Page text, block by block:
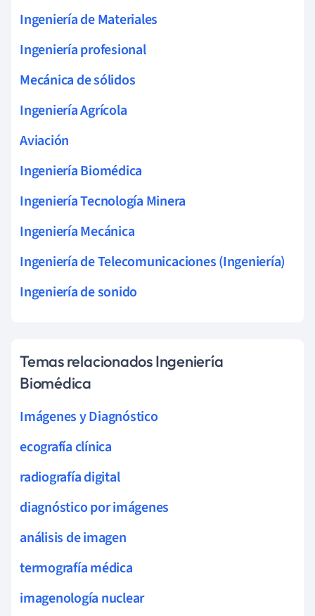
Ingeniería de Materiales
Ingeniería profesional
Mecánica de sólidos
Ingeniería Agrícola
Aviación
Ingeniería Biomédica
Ingeniería Tecnología Minera
Ingeniería Mecánica
Ingeniería de Telecomunicaciones (Ingeniería)
Ingeniería de sonido
Temas relacionados Ingeniería
Biomédica
Imágenes y Diagnóstico
ecografía clínica
radiografía digital
diagnóstico por imágenes
análisis de imagen
termografía médica
imagenología nuclear